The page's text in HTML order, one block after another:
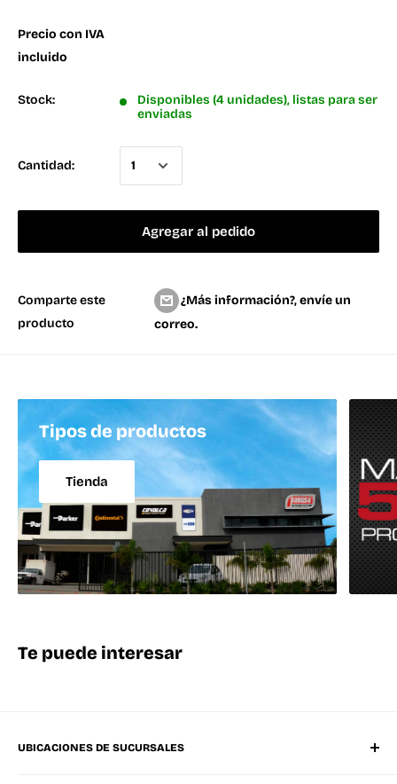
Precio con IVA
incluido
Stock:
Disponibles (4 unidades), listas para ser
enviadas
Cantidad:
Agregar al pedido
Comparte este
producto
¿Más información?, envíe un
correo.
Tipos de productos
Tienda
Te puede interesar
UBICACIONES DE SUCURSALES